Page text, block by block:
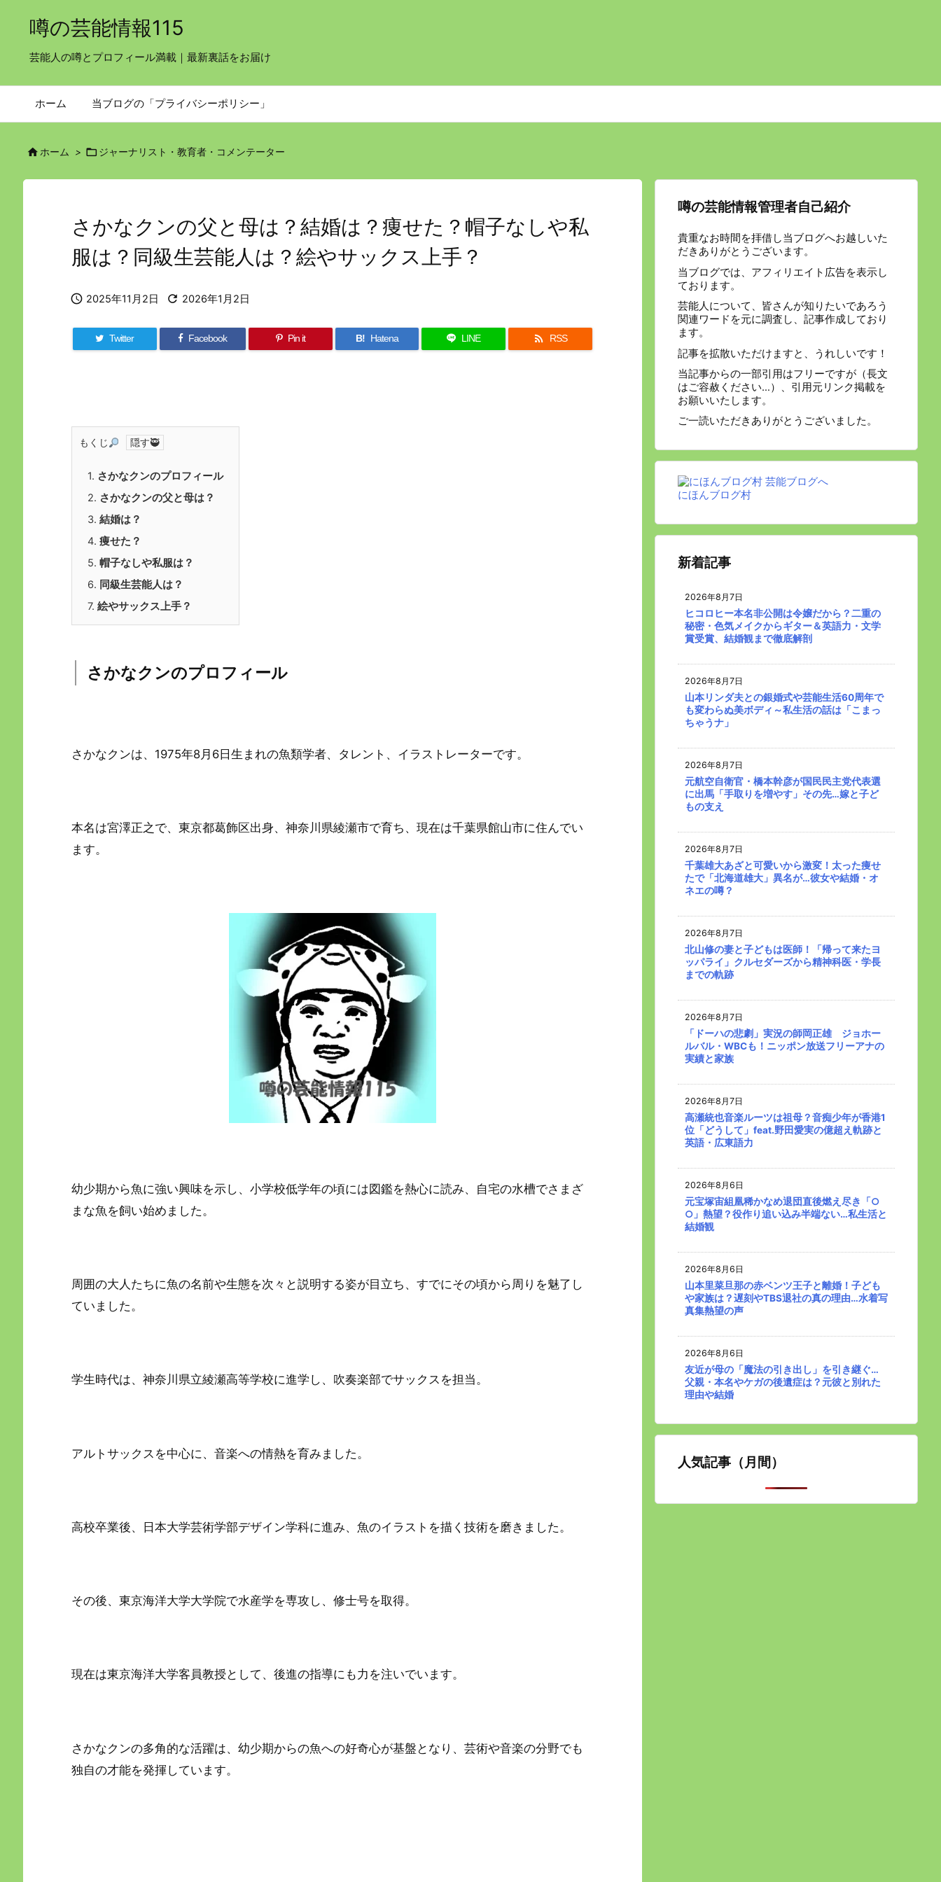
噂の芸能情報115
芸能人の噂とプロフィール満載｜最新裏話をお届け
ホーム 当ブログの「プライバシーポリシー」
ホーム >  ジャーナリスト・教育者・コメンテーター
さかなクンの父と母は？結婚は？痩せた？帽子なしや私
服は？同級生芸能人は？絵やサックス上手？
 2025年11月2日  2026年1月2日
Twitter Facebook Pin it B! Hatena LINE  RSS
もくじ
1. さかなクンのプロフィール
2. さかなクンの父と母は？
3. 結婚は？
4. 痩せた？
5. 帽子なしや私服は？
6. 同級生芸能人は？
7. 絵やサックス上手？
さかなクンのプロフィール
さかなクンは、1975年8月6日生まれの魚類学者、タレント、イラストレーターです。
本名は宮澤正之で、東京都葛飾区出身、神奈川県綾瀬市で育ち、現在は千葉県館山市に住んでい
ます。
幼少期から魚に強い興味を示し、小学校低学年の頃には図鑑を熱心に読み、自宅の水槽でさまざ
まな魚を飼い始めました。
周囲の大人たちに魚の名前や生態を次々と説明する姿が目立ち、すでにその頃から周りを魅了し
ていました。
学生時代は、神奈川県立綾瀬高等学校に進学し、吹奏楽部でサックスを担当。
アルトサックスを中心に、音楽への情熱を育みました。
高校卒業後、日本大学芸術学部デザイン学科に進み、魚のイラストを描く技術を磨きました。
その後、東京海洋大学大学院で水産学を専攻し、修士号を取得。
現在は東京海洋大学客員教授として、後進の指導にも力を注いでいます。
さかなクンの多角的な活躍は、幼少期からの魚への好奇心が基盤となり、芸術や音楽の分野でも
独自の才能を発揮しています。
噂の芸能情報管理者自己紹介
貴重なお時間を拝借し当ブログへお越しいた
だきありがとうございます。
当ブログでは、アフィリエイト広告を表示し
ております。
芸能人について、皆さんが知りたいであろう
関連ワードを元に調査し、記事作成しており
ます。
記事を拡散いただけますと、うれしいです！
当記事からの一部引用はフリーですが（長文
はご容赦ください…）、引用元リンク掲載を
お願いいたします。
ご一読いただきありがとうございました。
にほんブログ村
新着記事
2026年8月7日
ヒコロヒー本名非公開は令嬢だから？二重の
秘密・色気メイクからギター＆英語力・文学
賞受賞、結婚観まで徹底解剖
2026年8月7日
山本リンダ夫との銀婚式や芸能生活60周年で
も変わらぬ美ボディ～私生活の話は「こまっ
ちゃうナ」
2026年8月7日
元航空自衛官・橋本幹彦が国民民主党代表選
に出馬「手取りを増やす」その先…嫁と子ど
もの支え
2026年8月7日
千葉雄大あざと可愛いから激変！太った痩せ
たで「北海道雄大」異名が…彼女や結婚・オ
ネエの噂？
2026年8月7日
北山修の妻と子どもは医師！「帰って来たヨ
ッパライ」クルセダーズから精神科医・学長
までの軌跡
2026年8月7日
「ドーハの悲劇」実況の師岡正雄 ジョホー
ルバル・WBCも！ニッポン放送フリーアナの
実績と家族
2026年8月7日
高瀬統也音楽ルーツは祖母？音痴少年が香港1
位「どうして」feat.野田愛実の億超え軌跡と
英語・広東語力
2026年8月6日
元宝塚宙組凰稀かなめ退団直後燃え尽き「○
○」熱望？役作り追い込み半端ない…私生活と
結婚観
2026年8月6日
山本里菜旦那の赤ベンツ王子と離婚！子ども
や家族は？遅刻やTBS退社の真の理由…水着写
真集熱望の声
2026年8月6日
友近が母の「魔法の引き出し」を引き継ぐ…
父親・本名やケガの後遺症は？元彼と別れた
理由や結婚
人気記事（月間）